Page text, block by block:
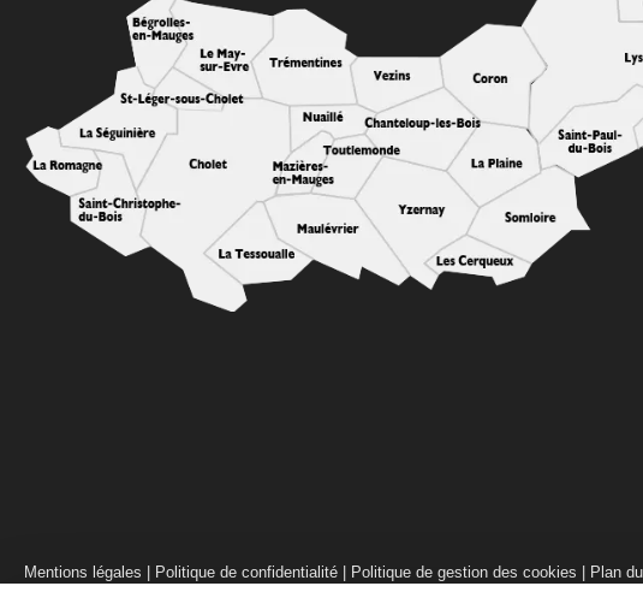
Mentions légales Politique de confidentialité Politique de gestion des cookies Plan